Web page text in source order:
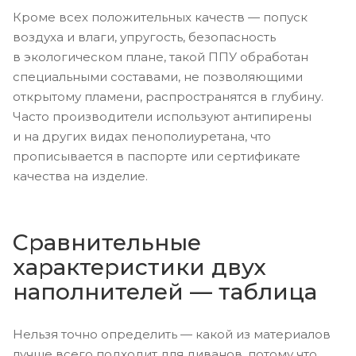
Кроме всех положительных качеств — попуск
воздуха и влаги, упругость, безопасность
в экологическом плане, такой ППУ обработан
специальными составами, не позволяющими
открытому пламени, распространятся в глубину.
Часто производители используют антипирены
и на других видах пенополиуретана, что
прописывается в паспорте или сертификате
качества на изделие.
Сравнительные
характеристики двух
наполнителей — таблица
Нельзя точно определить — какой из материалов